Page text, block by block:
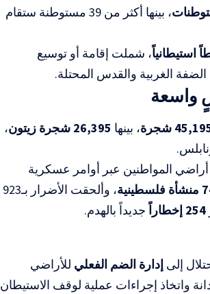
، بينها أكثر من 39 مستوطنة ستقام
، شملت إقامة أو توسيع
الغربية والقدس المحتلة.
واسعة
شجرة ، بينها 26,395 شجرة زيتون
،
المواطنين عبر أوامر عسكرية
، وألحقت الأضرار بـ923
254 إخطاراً جديداً بالهدم.
إلى إدارة الضم الفعلي للأراضي
واتخاذ إجراءات عملية لوقف الاستيطان